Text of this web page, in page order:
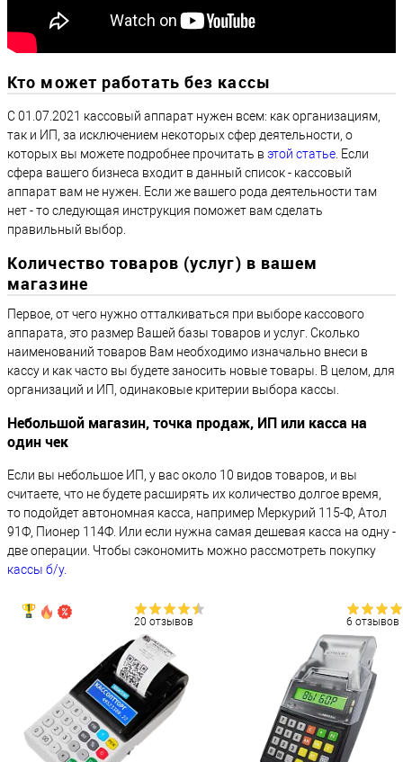
Кто может работать без кассы
С 01.07.2021 кассовый аппарат нужен всем: как организациям,
так и ИП, за исключением некоторых сфер деятельности, о
которых вы можете подробнее прочитать в этой статье. Если
сфера вашего бизнеса входит в данный список - кассовый
аппарат вам не нужен. Если же вашего рода деятельности там
нет - то следующая инструкция поможет вам сделать
правильный выбор.
Количество товаров (услуг) в вашем
магазине
Первое, от чего нужно отталкиваться при выборе кассового
аппарата, это размер Вашей базы товаров и услуг. Сколько
наименований товаров Вам необходимо изначально внеси в
кассу и как часто вы будете заносить новые товары. В целом, для
организаций и ИП, одинаковые критерии выбора кассы.
Небольшой магазин, точка продаж, ИП или касса на
один чек
Если вы небольшое ИП, у вас около 10 видов товаров, и вы
считаете, что не будете расширять их количество долгое время,
то подойдет автономная касса, например Меркурий 115-Ф, Атол
91Ф, Пионер 114Ф. Или если нужна самая дешевая касса на одну -
две операции. Чтобы сэкономить можно рассмотреть покупку
кассы б/у.
20 отзывов 6 отзывов